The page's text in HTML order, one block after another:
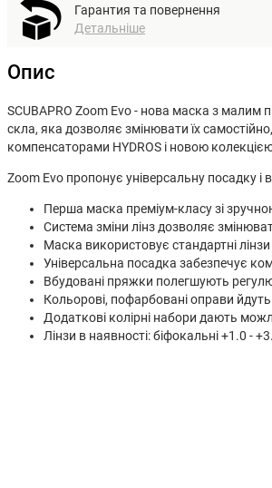
Гарантия та повернення
Детальніше
Опис
SCUBAPRO Zoom Evo - нова маска з малим
скла, яка дозволяє змінювати їх
компенсаторами HYDROS і новою колекцією
Zoom Evo пропонує універсальну посадку
Перша маска преміум-класу зі
Система зміни лінз дозволяє
Маска використовує стандартні
Універсальна посадка забезпечує
Вбудовані пряжки полегшують
Кольорові, пофарбовані оправи
Додаткові колірні набори дають
Лінзи в наявності: біфокальні +1.0 -